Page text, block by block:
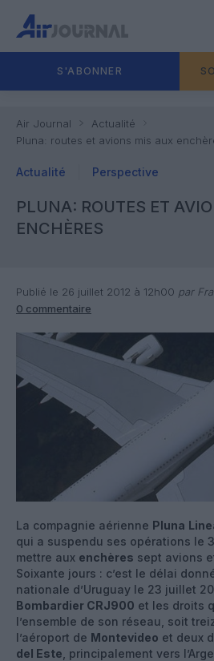
S'ABONNER
Air Journal
Actualité
Pluna: routes et avions mis aux
Actualité Perspective
PLUNA: ROUTES ET
ENCHÈRES
Publié le 26 juillet 2012 à 12h00 par
0 commentaire
La compagnie aérienne Pluna
qui a suspendu ses opérations le
mettre aux enchères sept avions
Soixante jours : c’est le délai
nationale d’Uruguay le 23 juillet
Bombardier CRJ900 et les droits
l’ensemble de son réseau, soit
l’aéroport de Montevideo et deux
del Este , principalement vers